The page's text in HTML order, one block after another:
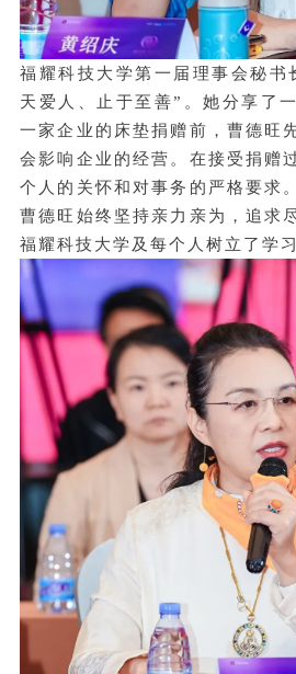
福耀科技大学第一届理事会秘书
天爱人、止于至善”。她分享了
一家企业的床垫捐赠前，曹德旺
会影响企业的经营。在接受捐赠
个人的关怀和对事务的严格要求
曹德旺始终坚持亲力亲为，追求
福耀科技大学及每个人树立了学